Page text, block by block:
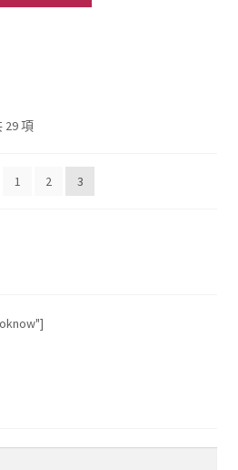
格：
格：
29 項依
1 2 3